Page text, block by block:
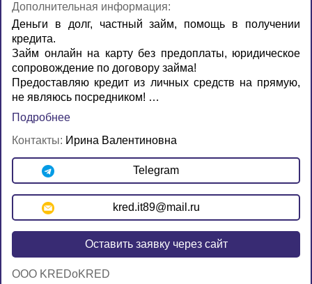
Дополнительная информация:
Деньги в долг, частный займ, помощь в получении
кредита.
Займ онлайн на карту без предоплаты, юридическое
сопровождение по договору займа!
Предоставляю кредит из личных средств на прямую,
не являюсь посредником! …
Подробнее
Контакты: Ирина Валентиновна
Telegram
kred.it89@mail.ru
Оставить заявку через сайт
OOO KREDoKRED